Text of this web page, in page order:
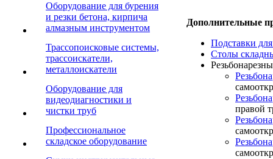
Оборудование для бурения
и резки бетона, кирпича
алмазным инструментом
Трассопоисковые системы,
трассоискатели,
металлоискатели
Оборудование для
видеодиагностики и
чистки труб
Профессиональное
складское оборудование
Дополнительные
Подставки для
Столы
правой